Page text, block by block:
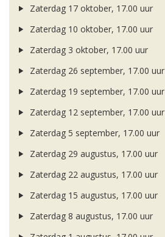
Zaterdag 17 oktober, 17.00 uur
Zaterdag 10 oktober, 17.00 uur
Zaterdag 3 oktober, 17.00 uur
Zaterdag 26 september, 17.00 uur
Zaterdag 19 september, 17.00 uur
Zaterdag 12 september, 17.00 uur
Zaterdag 5 september, 17.00 uur
Zaterdag 29 augustus, 17.00 uur
Zaterdag 22 augustus, 17.00 uur
Zaterdag 15 augustus, 17.00 uur
Zaterdag 8 augustus, 17.00 uur